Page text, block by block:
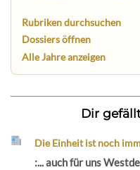
Rubriken durchsuchen
Dossiers öffnen
Alle Jahre anzeigen
Dir
Die Einheit ist noch
:... auch für uns